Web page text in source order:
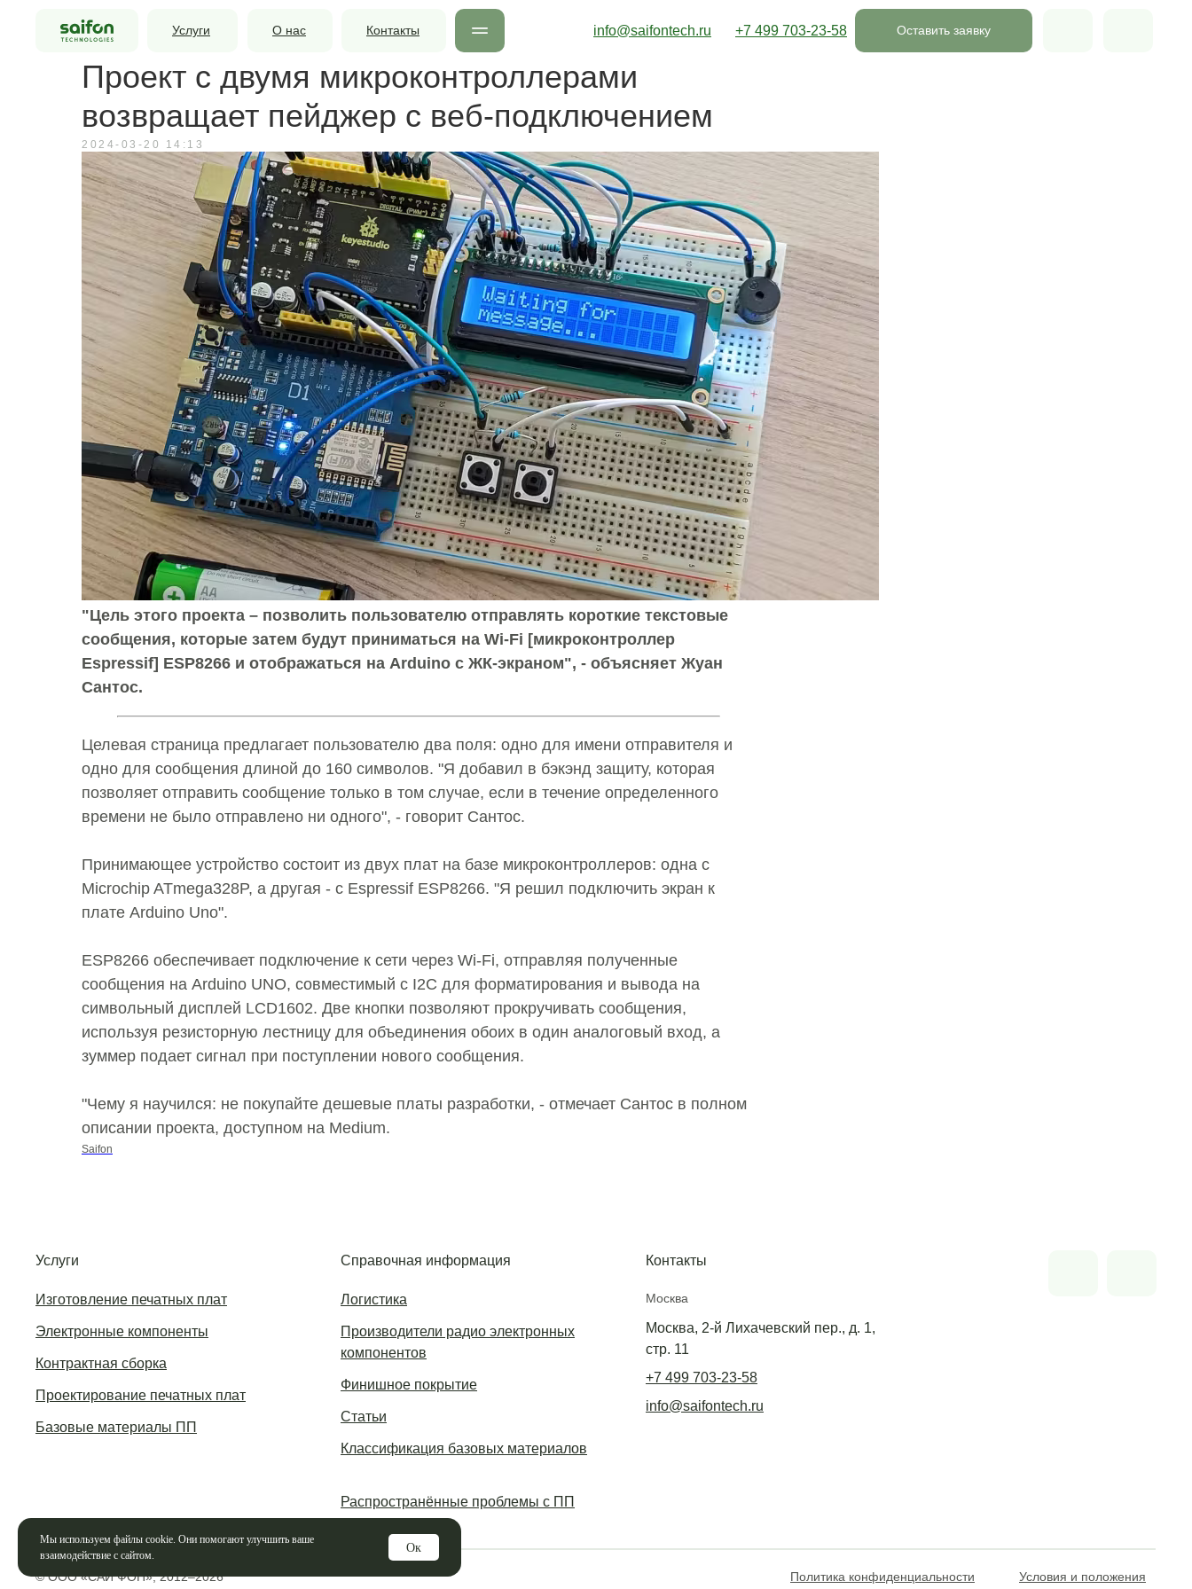
Мы используем файлы cookie. Они помогают улучшить ваше
взаимодействие с сайтом.
Ок
Услуги О нас Контакты +7 499 703-23-58
info@saifontech.ru Оставить заявку
Проект с двумя микроконтроллерами
возвращает пейджер с веб-подключением
2024-03-20 14:13
"Цель этого проекта – позволить пользователю отправлять короткие текстовые
сообщения, которые затем будут приниматься на Wi-Fi [микроконтроллер
Espressif] ESP8266 и отображаться на Arduino с ЖК-экраном", - объясняет Жуан
Сантос.
Целевая страница предлагает пользователю два поля: одно для имени отправителя и
одно для сообщения длиной до 160 символов. "Я добавил в бэкэнд защиту, которая
позволяет отправить сообщение только в том случае, если в течение определенного
времени не было отправлено ни одного", - говорит Сантос.
Принимающее устройство состоит из двух плат на базе микроконтроллеров: одна с
Microchip ATmega328P, а другая - с Espressif ESP8266. "Я решил подключить экран к
плате Arduino Uno".
ESP8266 обеспечивает подключение к сети через Wi-Fi, отправляя полученные
сообщения на Arduino UNO, совместимый с I2C для форматирования и вывода на
символьный дисплей LCD1602. Две кнопки позволяют прокручивать сообщения,
используя резисторную лестницу для объединения обоих в один аналоговый вход, а
зуммер подает сигнал при поступлении нового сообщения.
"Чему я научился: не покупайте дешевые платы разработки, - отмечает Сантос в полном
описании проекта, доступном на Medium.
Saifon
Контакты
Москва
Москва, 2-й Лихачевский пер., д. 1,
стр. 11
+7 499 703-23-58
info@saifontech.ru
Справочная информация
Статьи
Классификация базовых материалов
Распространённые проблемы с ПП
Изготовление печатных плат
Электронные компоненты
Контрактная сборка
Проектирование печатных плат
Базовые материалы ПП
Услуги
Логистика
Финишное покрытие
Политика конфиденциальности
© ООО «САЙ ФОН», 2012–2026
Производители радио электронных
компонентов
Условия и положения